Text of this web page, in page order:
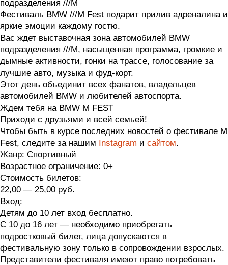
подразделения ///M
Фестиваль BMW ///M Fest подарит прилив адреналина и
яркие эмоции каждому гостю.
Вас ждет выставочная зона автомобилей BMW
подразделения ///M, насыщенная программа, громкие и
дымные активности, гонки на трассе, голосование за
лучшие авто, музыка и фуд-корт.
Этот день объединит всех фанатов, владельцев
автомобилей BMW и любителей автоспорта.
Ждем тебя на BMW M FEST
Приходи с друзьями и всей семьей!
Чтобы быть в курсе последних новостей о фестивале M
Fest, следите за нашим Instagram и cайтом.
Жанр: Спортивный
Возрастное ограничение: 0+
Стоимость билетов:
22,00 — 25,00 руб.
Вход:
Детям до 10 лет вход бесплатно.
С 10 до 16 лет — необходимо приобретать
подростковый билет, лица допускаются в
фестивальную зону только в сопровождении взрослых.
Представители фестиваля имеют право потребовать